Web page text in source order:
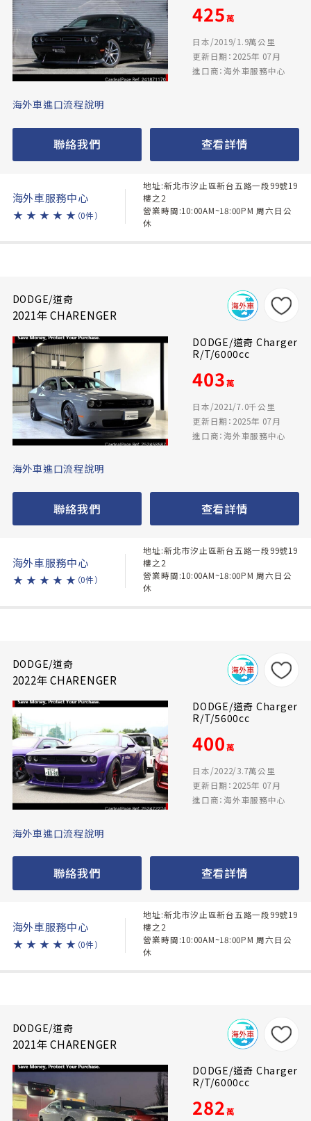
425萬
日本/2019/1.9萬公里
更新日期：2025年 07月
進口商：海外車服務中心
海外車進口流程說明
聯絡我們 查看詳情
海外車服務中心
★ ★ ★ ★ ★ （0件）
地址:新北市汐止區新台五路一段99號19
樓之2
營業時間:10:00AM~18:00PM 周六日公
休
DODGE/道奇
2021年 CHARENGER
DODGE/道奇 Charger
R/T/6000cc
403萬
日本/2021/7.0千公里
更新日期：2025年 07月
進口商：海外車服務中心
海外車進口流程說明
聯絡我們 查看詳情
海外車服務中心
★ ★ ★ ★ ★ （0件）
地址:新北市汐止區新台五路一段99號19
樓之2
營業時間:10:00AM~18:00PM 周六日公
休
DODGE/道奇
2022年 CHARENGER
DODGE/道奇 Charger
R/T/5600cc
400萬
日本/2022/3.7萬公里
更新日期：2025年 07月
進口商：海外車服務中心
海外車進口流程說明
聯絡我們 查看詳情
海外車服務中心
★ ★ ★ ★ ★ （0件）
地址:新北市汐止區新台五路一段99號19
樓之2
營業時間:10:00AM~18:00PM 周六日公
休
DODGE/道奇
2021年 CHARENGER
DODGE/道奇 Charger
R/T/6000cc
282萬